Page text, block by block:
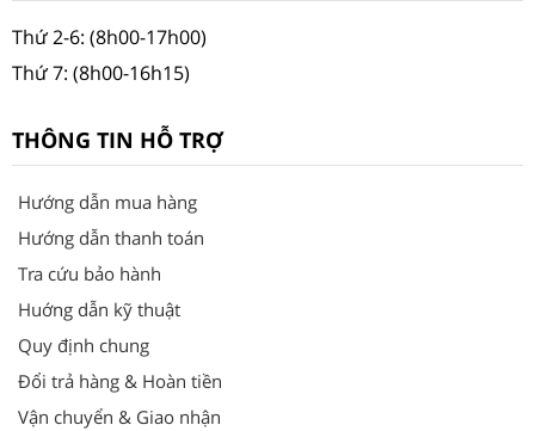
Thứ 2-6: (8h00-17h00)
Thứ 7: (8h00-16h15)
THÔNG TIN HỖ TRỢ
Hướng dẫn mua hàng
Hướng dẫn thanh toán
Tra cứu bảo hành
Huớng dẫn kỹ thuật
Quy định chung
Đổi trả hàng & Hoàn tiền
Vận chuyển & Giao nhận